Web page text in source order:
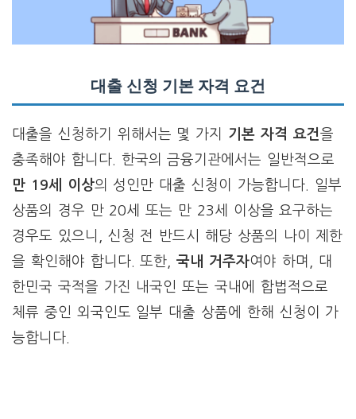
대출 신청 기본 자격 요건
대출을 신청하기 위해서는 몇 가지 기본 자격 요건을
충족해야 합니다. 한국의 금융기관에서는 일반적으로
만 19세 이상의 성인만 대출 신청이 가능합니다. 일부
상품의 경우 만 20세 또는 만 23세 이상을 요구하는
경우도 있으니, 신청 전 반드시 해당 상품의 나이 제한
을 확인해야 합니다. 또한,국내 거주자여야 하며, 대
한민국 국적을 가진 내국인 또는 국내에 합법적으로
체류 중인 외국인도 일부 대출 상품에 한해 신청이 가
능합니다.